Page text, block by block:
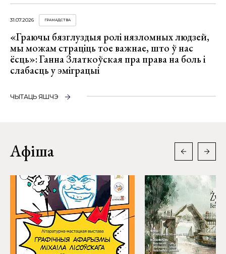
31.07.2026 ГРАМАДСТВА
«Граючы бязглуздыя ролі нязломных людзей,
мы можам страціць тое важнае, што ў нас
ёсць»: Ганна Златкоўская пра права на боль і
слабасць у эміграцыі
ЧЫТАЦЬ ЯШЧЭ
Афіша